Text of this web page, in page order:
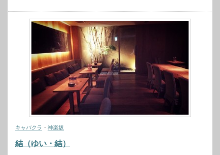
キャバクラ ・ 神楽坂
結（ゆい・結）